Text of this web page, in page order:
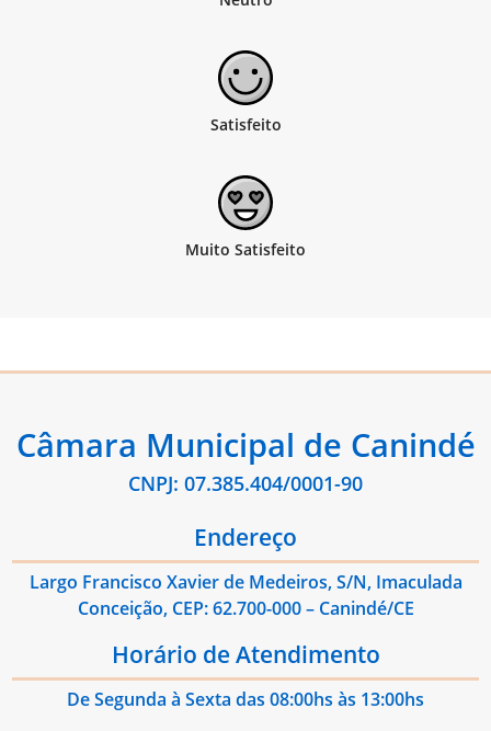
Câmara Municipal de Canindé
CNPJ: 07.385.404/0001-90
Endereço
Largo Francisco Xavier de Medeiros, S/N, Imaculada
Conceição, CEP: 62.700-000 – Canindé/CE
Horário de Atendimento
De Segunda à Sexta das 08:00hs às 13:00hs